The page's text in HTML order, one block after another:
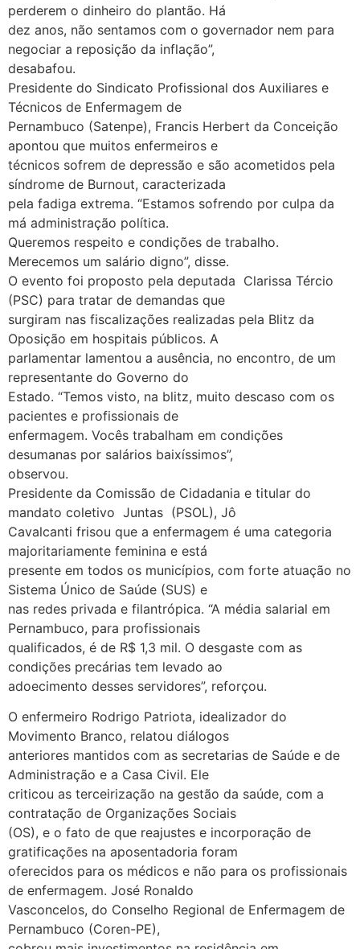
perderem o dinheiro do plantão. Há
dez anos, não sentamos com o governador nem para
negociar a reposição da inflação”,
desabafou.
Presidente do Sindicato Profissional dos Auxiliares e
Técnicos de Enfermagem de
Pernambuco (Satenpe), Francis Herbert da Conceição
apontou que muitos enfermeiros e
técnicos sofrem de depressão e são acometidos pela
síndrome de Burnout, caracterizada
pela fadiga extrema. “Estamos sofrendo por culpa da
má administração política.
Queremos respeito e condições de trabalho.
Merecemos um salário digno”, disse.
O evento foi proposto pela deputada Clarissa Tércio
(PSC) para tratar de demandas que
surgiram nas fiscalizações realizadas pela Blitz da
Oposição em hospitais públicos. A
parlamentar lamentou a ausência, no encontro, de um
representante do Governo do
Estado. “Temos visto, na blitz, muito descaso com os
pacientes e profissionais de
enfermagem. Vocês trabalham em condições
desumanas por salários baixíssimos”,
observou.
Presidente da Comissão de Cidadania e titular do
mandato coletivo Juntas (PSOL), Jô
Cavalcanti frisou que a enfermagem é uma categoria
majoritariamente feminina e está
presente em todos os municípios, com forte atuação no
Sistema Único de Saúde (SUS) e
nas redes privada e filantrópica. “A média salarial em
Pernambuco, para profissionais
qualificados, é de R$ 1,3 mil. O desgaste com as
condições precárias tem levado ao
adoecimento desses servidores”, reforçou.
O enfermeiro Rodrigo Patriota, idealizador do
Movimento Branco, relatou diálogos
anteriores mantidos com as secretarias de Saúde e de
Administração e a Casa Civil. Ele
criticou as terceirização na gestão da saúde, com a
contratação de Organizações Sociais
(OS), e o fato de que reajustes e incorporação de
gratificações na aposentadoria foram
oferecidos para os médicos e não para os profissionais
de enfermagem. José Ronaldo
Vasconcelos, do Conselho Regional de Enfermagem de
Pernambuco (Coren-PE),